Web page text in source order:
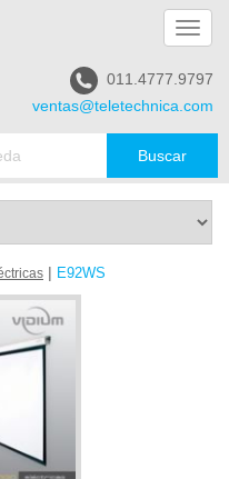
011.4777.9797
ventas@teletechnica.com
| E92WS